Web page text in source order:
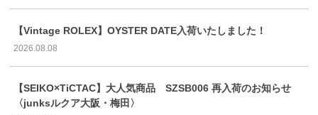
【Vintage ROLEX】OYSTER DATE入荷いたしました！
2026.08.08
【SEIKO×TiCTAC】大人気商品 SZSB006 再入荷のお知らせ
〈junksルクア大阪・梅田〉